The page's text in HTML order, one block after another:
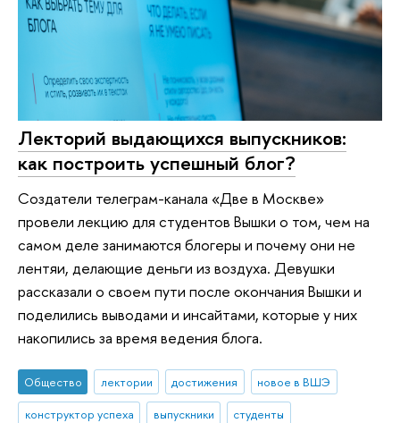
Лекторий выдающихся выпускников:
как построить успешный блог?
Создатели телеграм-канала «Две в Москве»
провели лекцию для студентов Вышки о том, чем на
самом деле занимаются блогеры и почему они не
лентяи, делающие деньги из воздуха. Девушки
рассказали о своем пути после окончания Вышки и
поделились выводами и инсайтами, которые у них
накопились за время ведения блога.
Общество лектории достижения
новое в ВШЭ
конструктор успеха
выпускники
студенты